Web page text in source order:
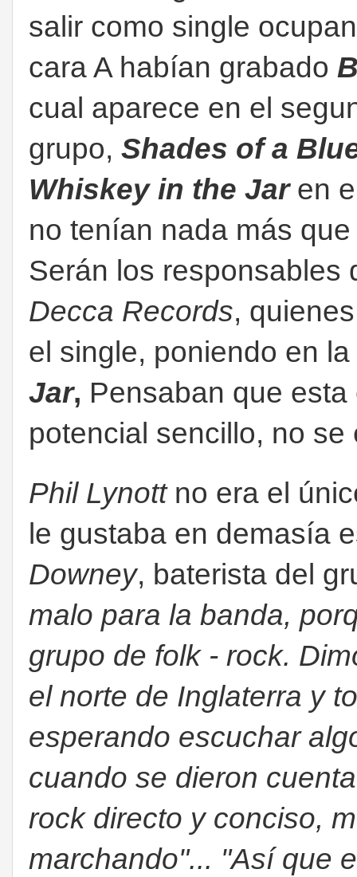
salir como single
cara A habían grabado
cual aparece en el
grupo, Shades of a
Whiskey in the Jar en
no tenían nada más
Serán los responsables
Decca Records,
el single, poniendo en
Jar, Pensaban que
potencial sencillo, no se
Phil Lynottno era el
le gustaba en demasía
Downey, baterista del
malo para la banda,
grupo de folk - rock.
el norte de Inglaterra y
esperando escuchar
cuando se dieron
rock directo y conciso,
marchando"... "Así que